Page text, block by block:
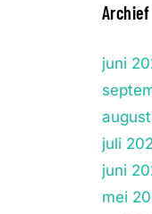
Archief
juni
juli
juni
mei